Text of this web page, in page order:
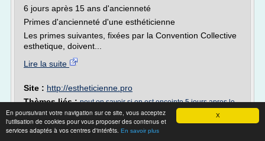
X
En poursuivant votre navigation sur ce site, vous acceptez
l'utilisation de cookies pour vous proposer des contenus et
services adaptés à vos centres d'intérêts. En savoir plus
6 jours après 15 ans d'ancienneté
Primes d'ancienneté d'une esthéticienne
Les primes suivantes, fixées par la Convention Collective
esthetique, doivent...
Lire la suite
Site : http://estheticienne.pro
Thèmes liés :peut on savoir si on est enceinte 5 jours apres le
rapport/peut on savoir si on est enceinte 2 jours apres
conge parental et rupture conventionnelle contrat de
travail/ savoir si on est enceinte apres 1 semaine